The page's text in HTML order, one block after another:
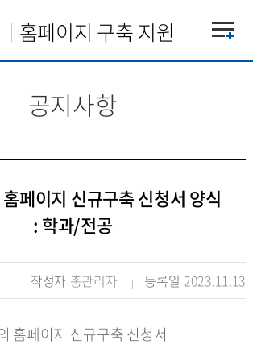
홈페이지 구축 지원
공지사항
페이지 신규구축 신청서 양식
: 학과/전공
작성자 총관리자 등록일 2023.11.13
홈페이지 신규구축 신청서